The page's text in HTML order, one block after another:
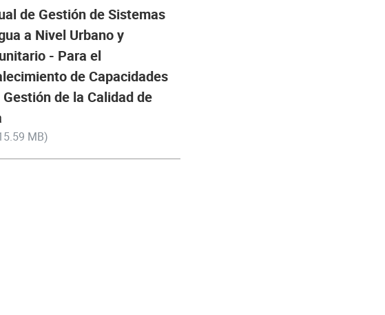
de Gestión de Sistemas
a Nivel Urbano y
- Para el
de Capacidades
de la Calidad de
MB)